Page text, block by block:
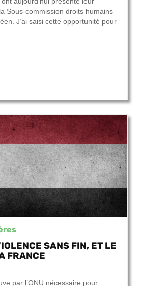
Sous-commission droits humains
J’ai saisi cette opportunité pour
SANS FIN, ET LE
FRANCE
par l’ONU nécessaire pour